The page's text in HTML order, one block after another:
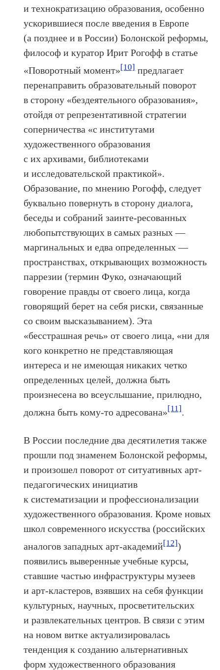
и технократизацию образования, особенно
ускорившиеся после введения в Европе
(а позднее и в России) Болонской реформы,
философ и куратор Ирит Рогофф в статье
«Поворотный момент»[10]предлагает
перенаправить образовательный поворот
в сторону «бездеятельного образования»,
отойдя от репрезентативной стратегии
соперничества «с институтами
художественного образования
с их архивами, библиотеками
и исследовательской практикой».
Образование, по мнению Рогофф, следует
буквально повернуть в сторону диалога,
беседы и собраний заинте-ресованных
любопытствующих в самых разных —
маргинальных и едва определенных —
пространствах, открывающих возможность
паррезии (термин Фуко, означающий
говорение правды от своего лица, когда
говорящий берет на себя риски, связанные
со своим высказыванием). Эта
«бесстрашная речь» от своего лица, «ни для
кого конкретно не представляющая
интереса и не имеющая никаких четко
определенных целей, должна быть
произнесена во всеуслышание, прилюдно,
должна быть кому‑то адресована»[11].
В России последние два десятилетия также
прошли под знаменем Болонской реформы,
и произошел поворот от ситуативных арт-
педагогических инициатив
к систематизации и профессионализации
художественного образования. Кроме новых
школ современного искусства (российских
аналогов западных арт-академий[12])
появились выверенные учебные курсы,
ставшие частью инфраструктуры музеев
и арт-кластеров, взявших на себя функции
культурных, научных, просветительских
и развлекательных центров. В связи с этим
на новом витке актуализировалась
тенденция к созданию альтернативных
форм художественного образования